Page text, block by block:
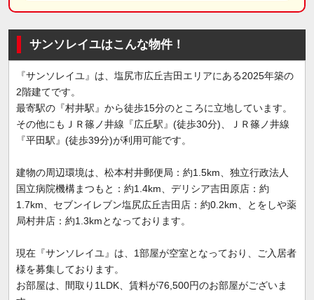
サンソレイユはこんな物件！
『サンソレイユ』は、塩尻市広丘吉田エリアにある2025年築の
2階建てです。
最寄駅の『村井駅』から徒歩15分のところに立地しています。
その他にもＪＲ篠ノ井線『広丘駅』(徒歩30分)、ＪＲ篠ノ井線
『平田駅』(徒歩39分)が利用可能です。
建物の周辺環境は、松本村井郵便局：約1.5km、独立行政法人
国立病院機構まつもと：約1.4km、デリシア吉田原店：約
1.7km、セブンイレブン塩尻広丘吉田店：約0.2km、とをしや薬
局村井店：約1.3kmとなっております。
現在『サンソレイユ』は、1部屋が空室となっており、ご入居者
様を募集しております。
お部屋は、間取り1LDK、賃料が76,500円のお部屋がございま